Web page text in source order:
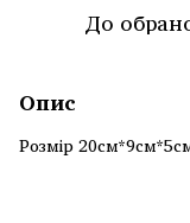
До
Опис
Розмір